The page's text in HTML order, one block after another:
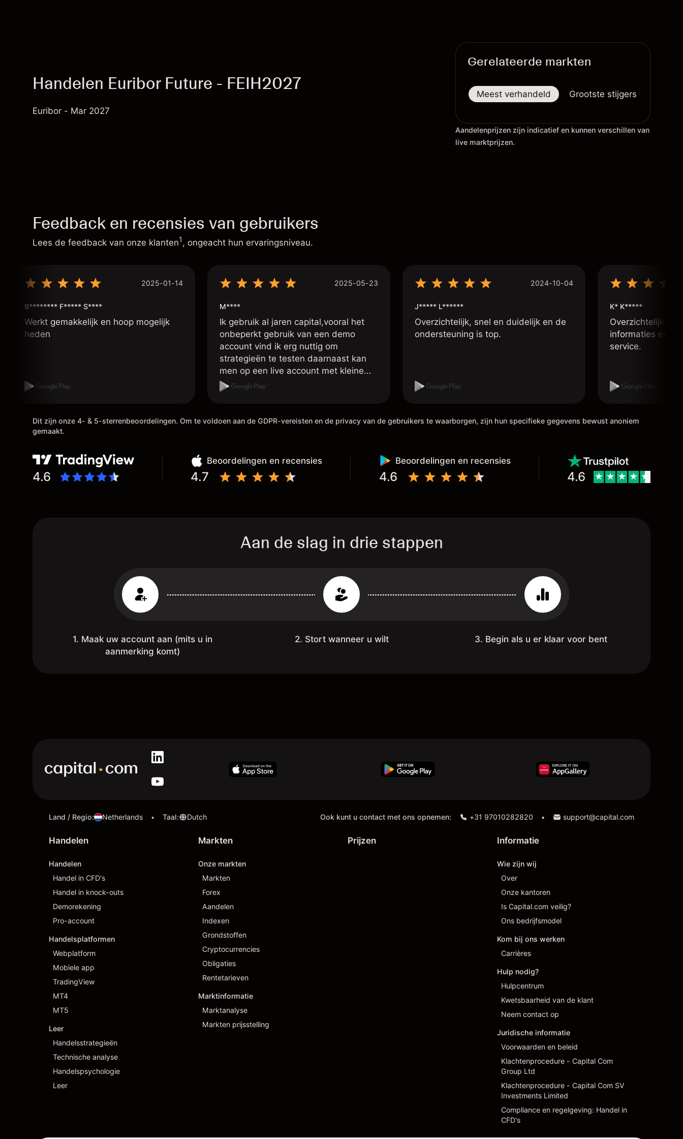
Handelen Euribor Future - FEIH2027
Euribor - Mar 2027
Gerelateerde markten
Meest verhandeld Grootste stijgers
Aandelenprijzen zijn indicatief en kunnen verschillen van
live marktprijzen.
Feedback en recensies van gebruikers
Lees de feedback van onze klanten1, ongeacht hun ervaringsniveau.
2025-01-14
B******** F***** S****
Werkt gemakkelijk en hoop mogelijk
heden
2025-05-23
M****
Ik gebruik al jaren capital,vooral het
onbeperkt gebruik van een demo
account vind ik erg nuttig om
strategieën te testen daarnaast kan
men op een live account met kleine
posities handelen om zo ervaring op te
hefboom is handig ,tevens is het laten
staat het al op je eigen externe wallet
2024-10-04
J***** L******
Overzichtelijk, snel en duidelijk en de
ondersteuning is top.
K* K*****
Overzichtelijk
informaties en
service.
Dit zijn onze 4- & 5-sterrenbeoordelingen. Om te voldoen aan de GDPR-vereisten en de privacy van de gebruikers te waarborgen, zijn hun specifieke gegevens bewust anoniem
gemaakt.
4.6
Beoordelingen en recensies
4.7
Beoordelingen en recensies
4.6 4.6
Aan de slag in drie stappen
1. Maak uw account aan (mits u in
aanmerking komt)
2. Stort wanneer u wilt 3. Begin als u er klaar voor bent
Land / Regio: Netherlands • Taal: Dutch Ook kunt u contact met ons opnemen: +31 97010282820 • support@capital.com
Handelen
Handelen
Handel in CFD's
Handel in knock-outs
Demorekening
Pro-account
Handelsplatformen
Webplatform
Mobiele app
TradingView
MT4
MT5
Leer
Handelsstrategieën
Technische analyse
Handelspsychologie
Leer
Markten
Onze markten
Markten
Forex
Aandelen
Indexen
Grondstoffen
Cryptocurrencies
Obligaties
Rentetarieven
Marktinformatie
Marktanalyse
Markten prijsstelling
Prijzen Informatie
Wie zijn wij
Over
Onze kantoren
Is Capital.com veilig?
Ons bedrijfsmodel
Kom bij ons werken
Carrières
Hulp nodig?
Hulpcentrum
Kwetsbaarheid van de klant
Neem contact op
Juridische informatie
Voorwaarden en beleid
Klachtenprocedure - Capital Com
Group Ltd
Klachtenprocedure - Capital Com SV
Investments Limited
Compliance en regelgeving: Handel in
CFD's